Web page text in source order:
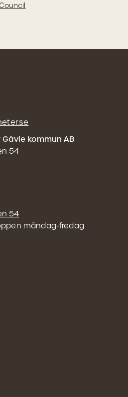
kommun AB
54
54
måndag-fredag